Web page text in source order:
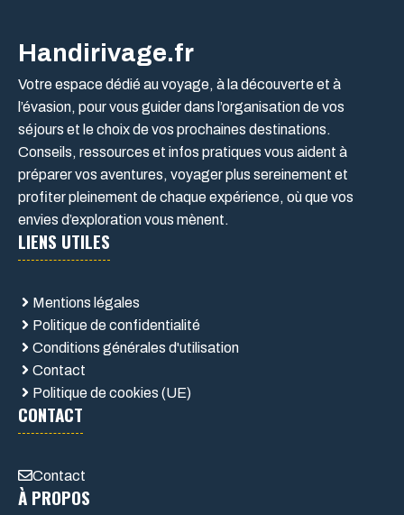
Handirivage.fr
Votre espace dédié au voyage, à la découverte et à
l’évasion, pour vous guider dans l’organisation de vos
séjours et le choix de vos prochaines destinations.
Conseils, ressources et infos pratiques vous aident à
préparer vos aventures, voyager plus sereinement et
profiter pleinement de chaque expérience, où que vos
envies d’exploration vous mènent.
LIENS UTILES
Mentions légales
Politique de confidentialité
Conditions générales d'utilisation
Contact
Politique de cookies (UE)
CONTACT
Contact
À PROPOS